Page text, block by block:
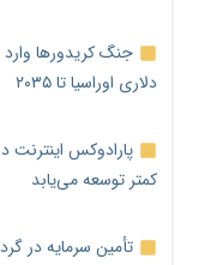
دلاری اوراسیا تا ۲۰۳۵
پارادوکس اینترنت
کمتر توسعه می‌یابد
تأمین سرمایه در